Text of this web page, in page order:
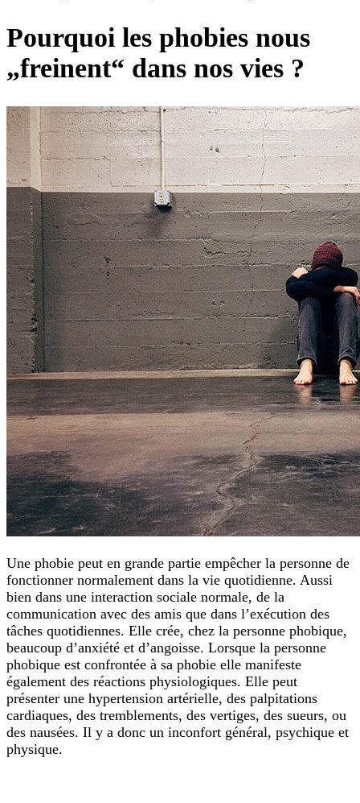
Pourquoi les phobies nous
„freinent“ dans nos vies ?
Une phobie peut en grande partie empêcher la personne de
fonctionner normalement dans la vie quotidienne. Aussi
bien dans une interaction sociale normale, de la
communication avec des amis que dans l’exécution des
tâches quotidiennes. Elle crée, chez la personne phobique,
beaucoup d’anxiété et d’angoisse. Lorsque la personne
phobique est confrontée à sa phobie elle manifeste
également des réactions physiologiques. Elle peut
présenter une hypertension artérielle, des palpitations
cardiaques, des tremblements, des vertiges, des sueurs, ou
des nausées. Il y a donc un inconfort général, psychique et
physique.